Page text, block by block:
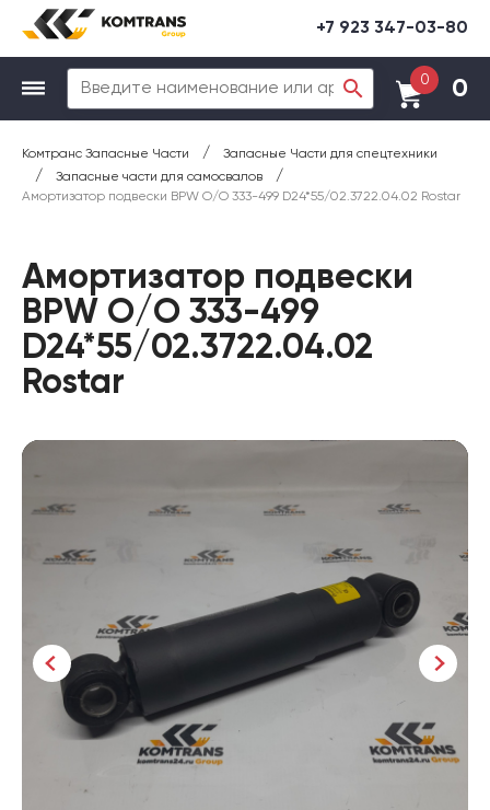
+7 923 347-03-80
0 0
Комтранс Запасные Части / Запасные Части для спецтехники
/ Запасные части для самосвалов /
Амортизатор подвески BPW O/O 333-499 D24*55/02.3722.04.02 Rostar
Амортизатор подвески
BPW O/O 333-499
D24*55/02.3722.04.02
Rostar